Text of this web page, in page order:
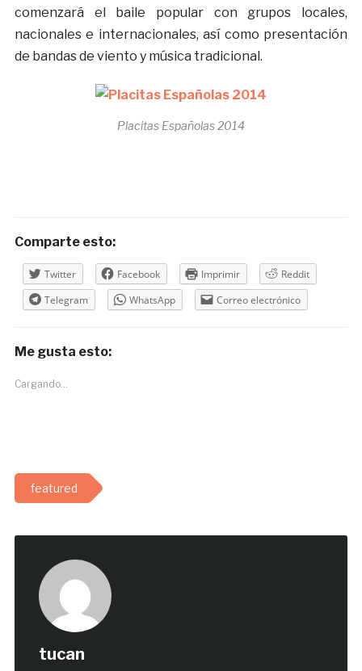
comenzará el baile popular con grupos locales,
nacionales e internacionales, así como presentación
de bandas de viento y música tradicional.
Placitas Españolas 2014
Comparte esto:
Twitter Facebook Imprimir
Reddit
Telegram
WhatsApp Correo electrónico
Me gusta esto:
Cargando...
featured
tucan